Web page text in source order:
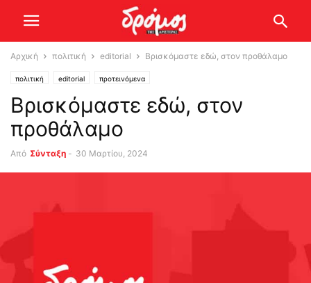
Αρχική πολιτική editorial Βρισκόμαστε εδώ, στον προθάλαμο
πολιτική editorial προτεινόμενα
Βρισκόμαστε εδώ, στον
προθάλαμο
Από Σύνταξη - 30 Μαρτίου, 2024